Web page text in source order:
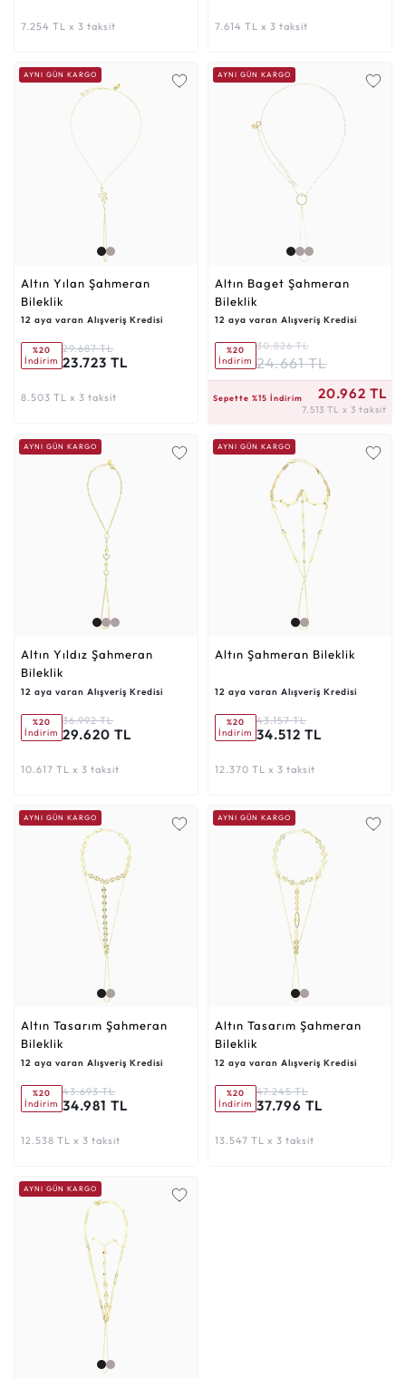
7.254 TL x 3 taksit 7.614 TL x 3 taksit
AYNI GÜN KARGO
Altın Yılan Şahmeran
Bileklik
12 aya varan Alışveriş Kredisi
%20
İndirim
29.687 TL
23.723 TL
8.503 TL x 3 taksit
AYNI GÜN KARGO
Altın Baget Şahmeran
Bileklik
12 aya varan Alışveriş Kredisi
%20
İndirim
30.826 TL
24.661 TL
Sepette %15 İndirim 20.962 TL
7.513 TL x 3 taksit
AYNI GÜN KARGO
Altın Yıldız Şahmeran
Bileklik
12 aya varan Alışveriş Kredisi
%20
İndirim
36.992 TL
29.620 TL
10.617 TL x 3 taksit
AYNI GÜN KARGO
Altın Şahmeran Bileklik
12 aya varan Alışveriş Kredisi
%20
İndirim
43.157 TL
34.512 TL
12.370 TL x 3 taksit
AYNI GÜN KARGO
Altın Tasarım Şahmeran
Bileklik
12 aya varan Alışveriş Kredisi
%20
İndirim
43.693 TL
34.981 TL
12.538 TL x 3 taksit
AYNI GÜN KARGO
Altın Tasarım Şahmeran
Bileklik
12 aya varan Alışveriş Kredisi
%20
İndirim
47.245 TL
37.796 TL
13.547 TL x 3 taksit
AYNI GÜN KARGO